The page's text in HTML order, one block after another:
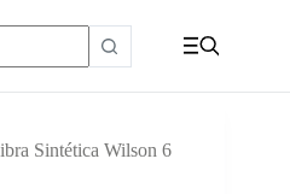
Sintética Wilson 6